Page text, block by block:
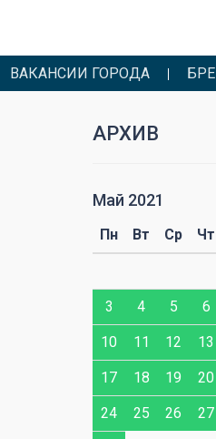
ВАКАНСИИ ГОРОДА
АРХИВ
Май 2021
Пн Вт Ср Чт
3 4 5 6
10 11 12 13
17 18 19 20
24 25 26 27